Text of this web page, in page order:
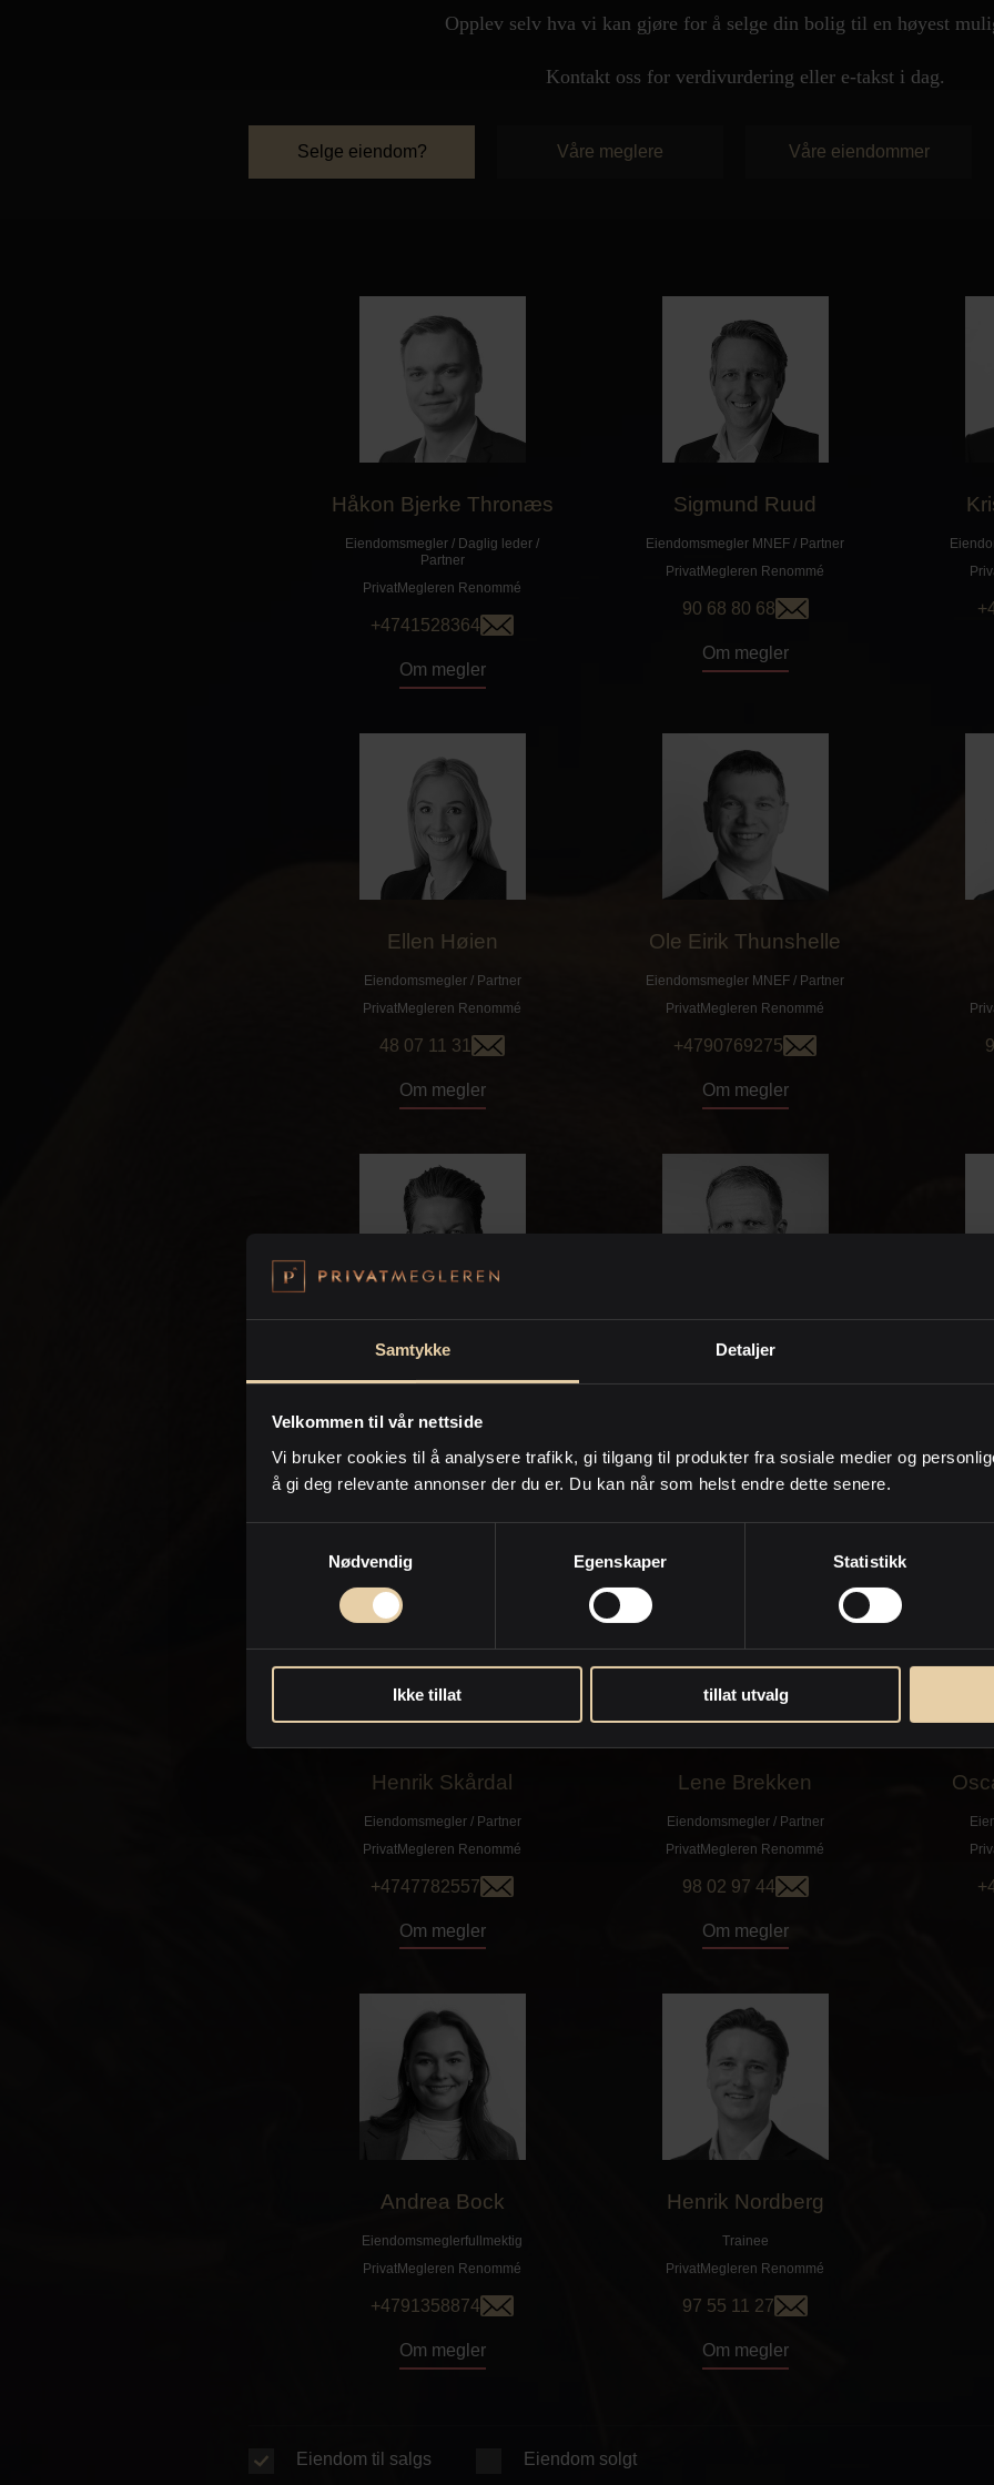
Samtykke Detaljer
Velkommen til vår nettside
Vi bruker cookies til å analysere trafikk, gi tilgang til produkter fra sosiale medier og
å gi deg relevante annonser der du er. Du kan når som helst endre dette senere.
Nødvendig
Egenskaper Statistikk
Ikke tillat tillat utvalg
Opplev selv hva vi kan gjøre for å selge din bolig til en høyest
Kontakt oss for verdivurdering eller e-takst i dag.
Selge eiendom? Våre meglere Våre eiendommer
Håkon Bjerke Thronæs
Eiendomsmegler / Daglig leder /
Partner
PrivatMegleren Renommé
+4741528364
Om megler
Sigmund Ruud
Eiendomsmegler MNEF / Partner
PrivatMegleren Renommé
90 68 80 68
Om megler
Ellen Høien
Eiendomsmegler / Partner
PrivatMegleren Renommé
48 07 11 31
Om megler
Ole Eirik Thunshelle
Eiendomsmegler MNEF / Partner
PrivatMegleren Renommé
+4790769275
Om megler
Stian Breda-Ruud
PrivatMeglerenRenommé
+4797737796
Pål Bråten
93 05 40 64
Henrik Skårdal
Eiendomsmegler / Partner
PrivatMegleren Renommé
+4747782557
Om megler
Lene Brekken
Eiendomsmegler / Partner
PrivatMegleren Renommé
98 02 97 44
Om megler
Andrea Bock
Eiendomsmeglerfullmektig
PrivatMegleren Renommé
+4791358874
Om megler
Henrik Nordberg
Trainee
PrivatMegleren Renommé
97 55 11 27
Om megler
Eiendom til salgs Eiendom solgt